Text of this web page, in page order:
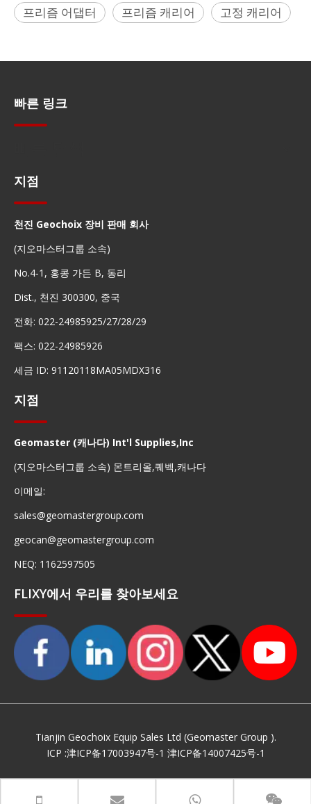
프리즘 어댑터
프리즘 캐리어 고정 캐리어
빠른 링크
지점
천진 Geochoix 장비 판매 회사
(지오마스터그룹 소속)
No.4-1, 홍콩 가든 B, 동리
Dist., 천진 300300, 중국
전화: 022-24985925/27/28/29
팩스: 022-24985926
세금 ID: 91120118MA05MDX316
지점
Geomaster (캐나다) Int'l Supplies,Inc
(지오마스터그룹 소속) 몬트리올,퀘벡,캐나다
이메일:
sales@geomastergroup.com
geocan@geomastergroup.com
NEQ: 1162597505
FLIXY에서 우리를 찾아보세요
Tianjin Geochoix Equip Sales Ltd (Geomaster Group ).
ICP :津ICP备17003947号-1 津ICP备14007425号-1